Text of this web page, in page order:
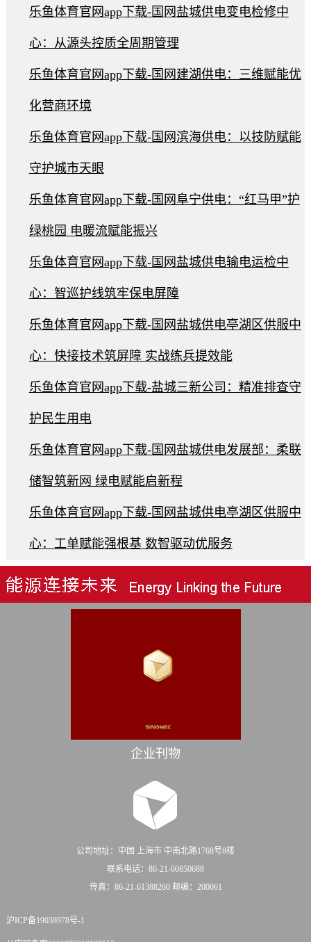
乐鱼体育官网app下载-国网盐城供电变电检修中
心：从源头控质全周期管理
乐鱼体育官网app下载-国网建湖供电：三维赋能优
化营商环境
乐鱼体育官网app下载-国网滨海供电：以技防赋能
守护城市天眼
乐鱼体育官网app下载-国网阜宁供电：“红马甲”护
绿桃园 电暖流赋能振兴
乐鱼体育官网app下载-国网盐城供电输电运检中
心：智巡护线筑牢保电屏障
乐鱼体育官网app下载-国网盐城供电亭湖区供服中
心：快接技术筑屏障 实战练兵提效能
乐鱼体育官网app下载-盐城三新公司：精准排查守
护民生用电
乐鱼体育官网app下载-国网盐城供电发展部：柔联
储智筑新网 绿电赋能启新程
乐鱼体育官网app下载-国网盐城供电亭湖区供服中
心：工单赋能强根基 数智驱动优服务
企业刊物
公司地址：中国 上海市 中南北路1768号8楼
联系电话：86-21-60850688
传真：86-21-61388260 邮编：200061
沪ICP备19038978号-1